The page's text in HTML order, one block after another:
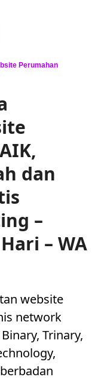
Perumahan
dan
–
– WA
website
network
Trinary,